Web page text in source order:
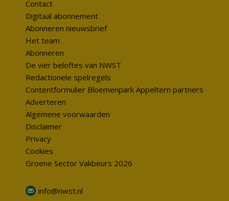
Contact
Digitaal abonnement
Abonneren nieuwsbrief
Het team
Abonneren
De vier beloftes van NWST
Redactionele spelregels
Contentformulier Bloemenpark Appeltern partners
Adverteren
Algemene voorwaarden
Disclaimer
Privacy
Cookies
Groene Sector Vakbeurs 2026
info@nwst.nl